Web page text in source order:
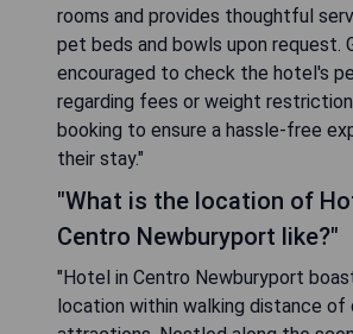
rooms and provides thoughtful
pet beds and bowls upon request.
encouraged to check the hotel's
regarding fees or weight
booking to ensure a hassle-free
their stay."
"What is the location of
Centro Newburyport like?"
"Hotel in Centro Newburyport
location within walking distance of